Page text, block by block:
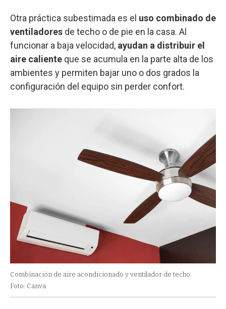
Otra práctica subestimada es el uso combinado de
ventiladores de techo o de pie en la casa. Al
funcionar a baja velocidad, ayudan a distribuir el
aire caliente que se acumula en la parte alta de los
ambientes y permiten bajar uno o dos grados la
configuración del equipo sin perder confort.
Combinación de aire acondicionado y ventilador de techo.
Foto: Canva